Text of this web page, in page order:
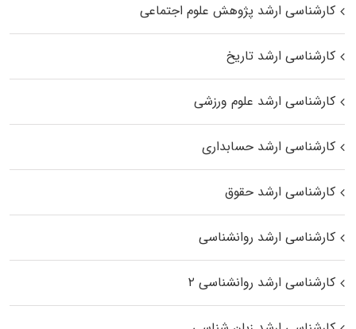
کارشناسی ارشد پژوهش علوم اجتماعی
کارشناسی ارشد تاریخ
کارشناسی ارشد علوم ورزشی
کارشناسی ارشد حسابداری
کارشناسی ارشد حقوق
کارشناسی ارشد روانشناسی
کارشناسی ارشد روانشناسی ۲